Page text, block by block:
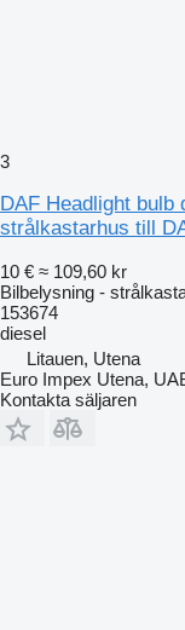
3
DAF Headlight bulb
strålkastarhus till
10 € ≈ 109,60 kr
Bilbelysning -
153674
diesel
Litauen, Utena
Euro Impex Utena,
Kontakta säljaren